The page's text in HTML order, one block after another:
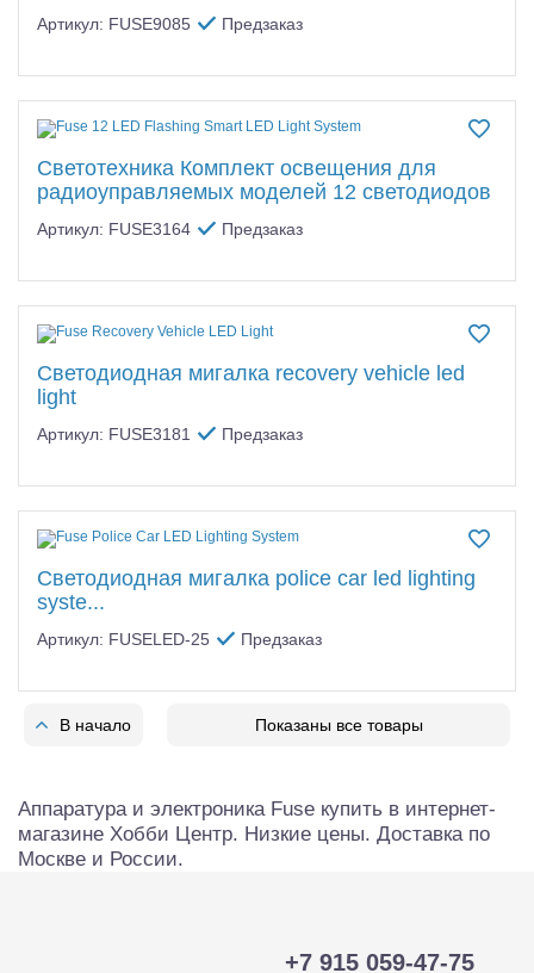
Артикул: FUSE9085 Предзаказ
Светотехника Комплект освещения для
радиоуправляемых моделей 12 светодиодов
Артикул: FUSE3164 Предзаказ
Светодиодная мигалка recovery vehicle led
light
Артикул: FUSE3181 Предзаказ
Светодиодная мигалка police car led lighting
syste...
Артикул: FUSELED-25 Предзаказ
В начало Показаны все товары
Аппаратура и электроника Fuse купить в интернет-
магазине Хобби Центр. Низкие цены. Доставка по
Москве и России.
+7 915 059-47-75